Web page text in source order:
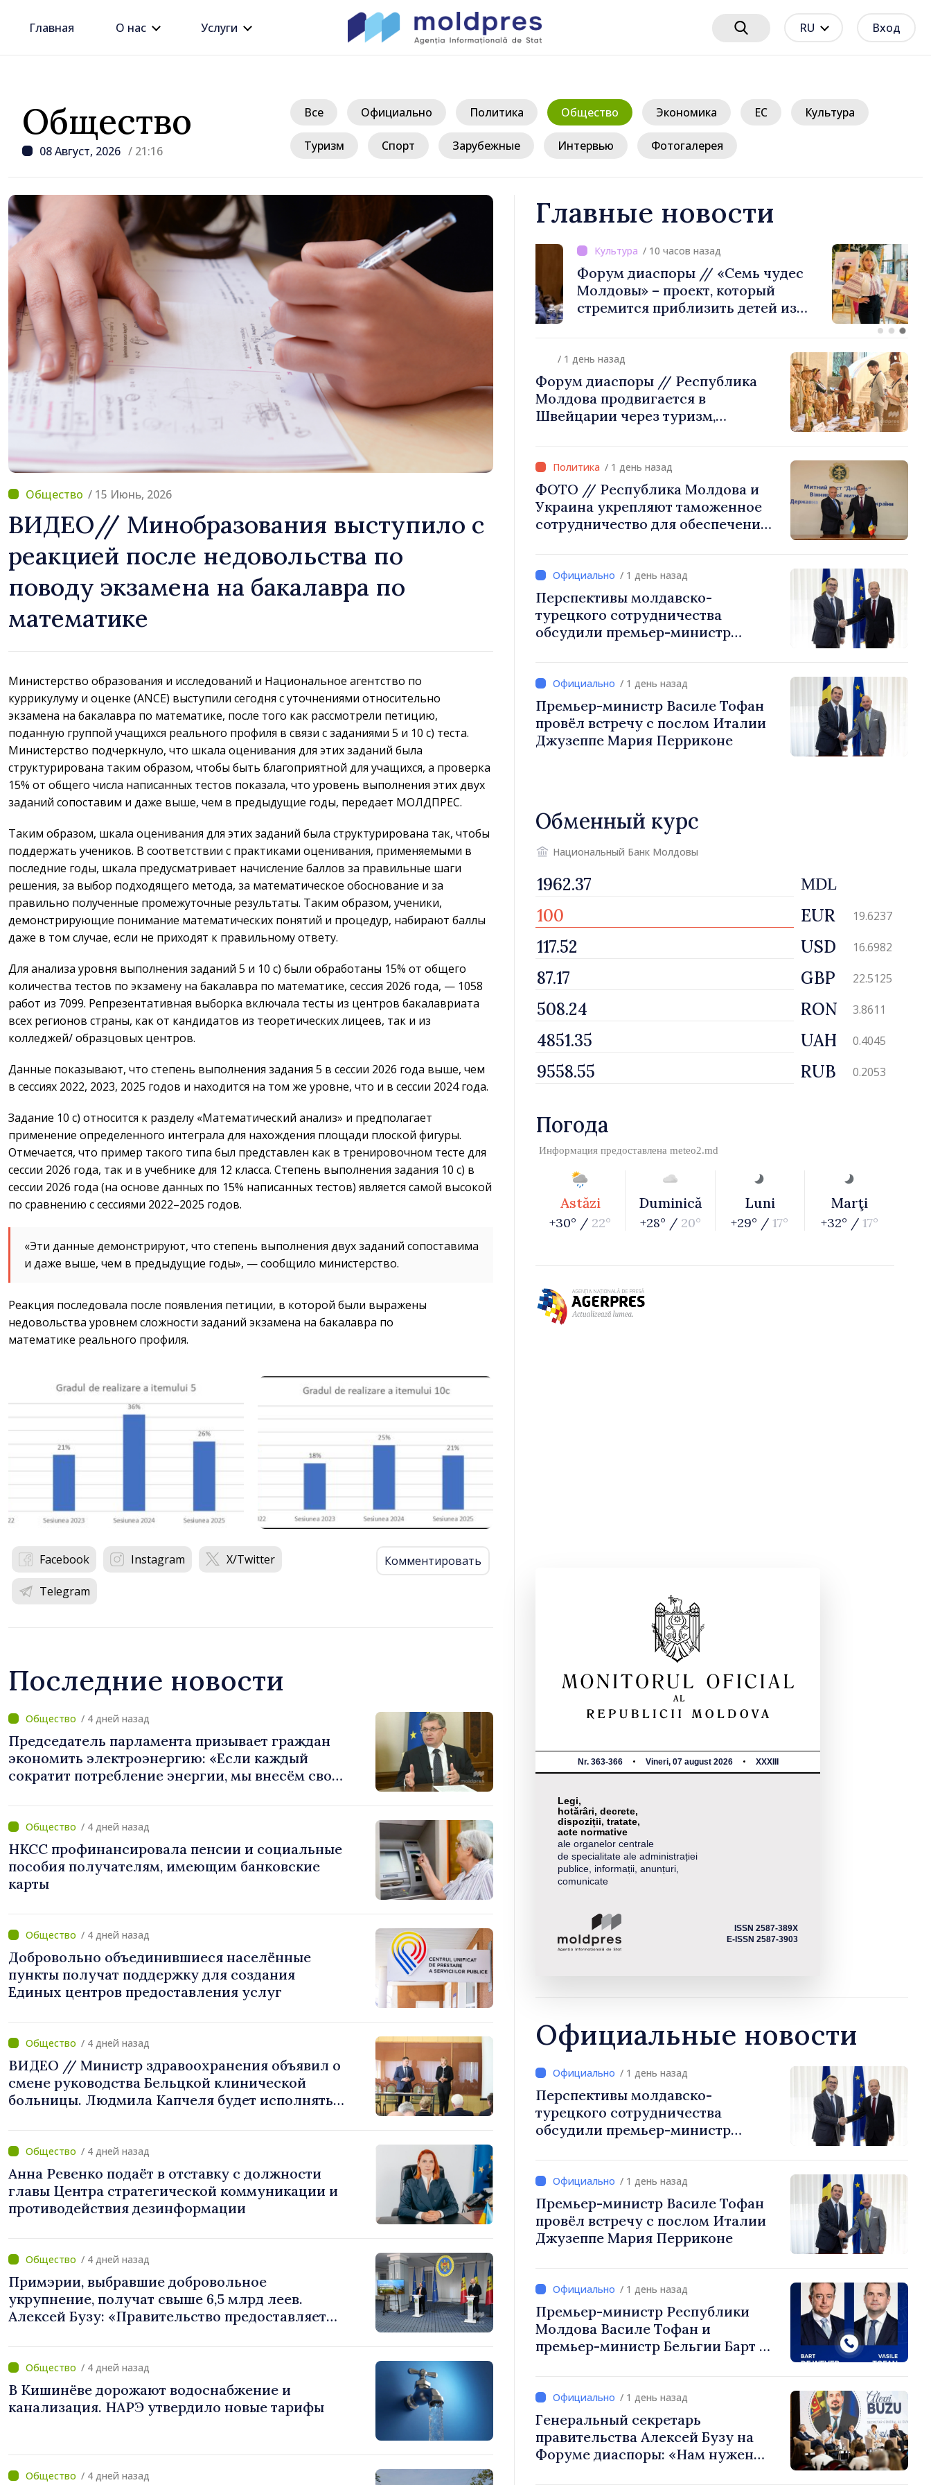
Главная О нас Услуги RU Вход
Общество
08 Август, 2026 / 21:16
Все Официально Политика Общество Экономика ЕС Культура
Туризм Спорт Зарубежные Интервью Фотогалерея
/ 15 Июнь, 2026
ВИДЕО// Минобразования выступило с
реакцией после недовольства по
поводу экзамена на бакалавра по
математике
Министерство образования и исследований и Национальное агентство по
куррикулуму и оценке (ANCE) выступили сегодня с уточнениями относительно
экзамена на бакалавра по математике, после того как рассмотрели петицию,
поданную группой учащихся реального профиля в связи с заданиями 5 и 10 c) теста.
Министерство подчеркнуло, что шкала оценивания для этих заданий была
структурирована таким образом, чтобы быть благоприятной для учащихся, а проверка
15% от общего числа написанных тестов показала, что уровень выполнения этих двух
заданий сопоставим и даже выше, чем в предыдущие годы, передает МОЛДПРЕС.
Таким образом, шкала оценивания для этих заданий была структурирована так, чтобы
поддержать учеников. В соответствии с практиками оценивания, применяемыми в
последние годы, шкала предусматривает начисление баллов за правильные шаги
решения, за выбор подходящего метода, за математическое обоснование и за
правильно полученные промежуточные результаты. Таким образом, ученики,
демонстрирующие понимание математических понятий и процедур, набирают баллы
даже в том случае, если не приходят к правильному ответу.
Для анализа уровня выполнения заданий 5 и 10 c) были обработаны 15% от общего
количества тестов по экзамену на бакалавра по математике, сессия 2026 года, — 1058
работ из 7099. Репрезентативная выборка включала тесты из центров бакалавриата
всех регионов страны, как от кандидатов из теоретических лицеев, так и из
колледжей/ образцовых центров.
Данные показывают, что степень выполнения задания 5 в сессии 2026 года выше, чем
в сессиях 2022, 2023, 2025 годов и находится на том же уровне, что и в сессии 2024 года.
Задание 10 c) относится к разделу «Математический анализ» и предполагает
применение определенного интеграла для нахождения площади плоской фигуры.
Отмечается, что пример такого типа был представлен как в тренировочном тесте для
сессии 2026 года, так и в учебнике для 12 класса. Степень выполнения задания 10 c) в
сессии 2026 года (на основе данных по 15% написанных тестов) является самой высокой
по сравнению с сессиями 2022–2025 годов.
«Эти данные демонстрируют, что степень выполнения двух заданий сопоставима
и даже выше, чем в предыдущие годы», — сообщило министерство.
Реакция последовала после появления петиции, в которой были выражены
недовольства уровнем сложности заданий экзамена на бакалавра по
математике реального профиля.
Facebook Instagram X/Twitter
Telegram
Комментировать
Последние новости
/ 4 дней назад
Председатель парламента призывает граждан
экономить электроэнергию: «Если каждый
сократит потребление энергии, мы внесём свой
/ 4 дней назад
НКСС профинансировала пенсии и социальные
пособия получателям, имеющим банковские
карты
/ 4 дней назад
Добровольно объединившиеся населённые
пункты получат поддержку для создания
Единых центров предоставления услуг
/ 4 дней назад
ВИДЕО // Министр здравоохранения объявил о
смене руководства Бельцкой клинической
больницы. Людмила Капчеля будет исполнять
/ 4 дней назад
Анна Ревенко подаёт в отставку с должности
главы Центра стратегической коммуникации и
противодействия дезинформации
/ 4 дней назад
Примэрии, выбравшие добровольное
укрупнение, получат свыше 6,5 млрд леев.
Алексей Бузу: «Правительство предоставляет
инвестиционный пакет»
/ 4 дней назад
В Кишинёве дорожают водоснабжение и
канализация. НАРЭ утвердило новые тарифы
/ 4 дней назад
Главные новости
/ 9 часов назад
Джозеф Беркхалтер утверждён
Сенатом США в должности
будущего посла в Республике
Молдова
/ 10 часов назад
Форум диаспоры // «Семь чудес
Молдовы» – проект, который
стремится приблизить детей из
диаспоры к стране их
/ 1 день назад
Форум диаспоры // Республика
Молдова продвигается в
Швейцарии через туризм,
/ 1 день назад
ФОТО // Республика Молдова и
Украина укрепляют таможенное
сотрудничество для обеспечения
в Могилёв-Подольском
/ 1 день назад
Перспективы молдавско-
турецкого сотрудничества
обсудили премьер-министр
/ 1 день назад
Премьер-министр Василе Тофан
провёл встречу с послом Италии
Джузеппе Мария Перриконе
Обменный курс
Национальный Банк Молдовы
MDL
EUR 19.6237
USD 16.6982
GBP 22.5125
RON 3.8611
UAH 0.4045
RUB 0.2053
Погода
Информация предоставлена meteo2.md
Astăzi
+30° / 22°
Duminică
+28° / 20°
Luni
+29° / 17°
Marţi
+32° / 17°
Nr. 363-366 Vineri, 07 august 2026 XXXIII
Legi,
hotărâri, decrete,
dispoziții, tratate,
acte normative
ale organelor centrale
de specialitate ale administrației
publice, informații, anunțuri,
comunicate
ISSN 2587-389X
E-ISSN 2587-3903
Официальные новости
/ 1 день назад
Перспективы молдавско-
турецкого сотрудничества
обсудили премьер-министр
/ 1 день назад
Премьер-министр Василе Тофан
провёл встречу с послом Италии
Джузеппе Мария Перриконе
/ 1 день назад
Премьер-министр Республики
Молдова Василе Тофан и
премьер-министр Бельгии Барт де
/ 1 день назад
Генеральный секретарь
правительства Алексей Бузу на
Форуме диаспоры: «Нам нужен